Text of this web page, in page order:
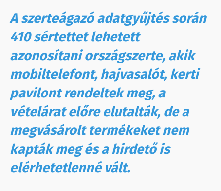
A szerteágazó adatgyűjtés során
410 sértettet lehetett
azonosítani országszerte, akik
mobiltelefont, hajvasalót, kerti
pavilont rendeltek meg, a
vételárat előre elutalták, de a
megvásárolt termékeket nem
kapták meg és a hirdető is
elérhetetlenné vált.